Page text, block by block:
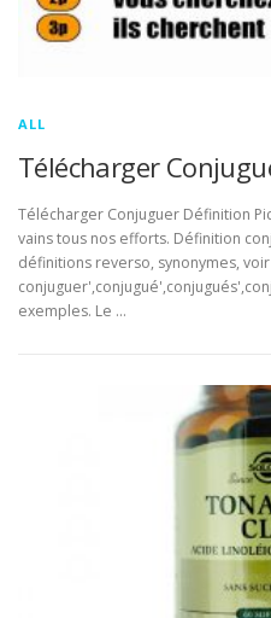
ALL
Télécharger
Télécharger Conjuguer Définition
vains tous nos efforts. Définition
définitions reverso, synonymes,
exemples. Le …